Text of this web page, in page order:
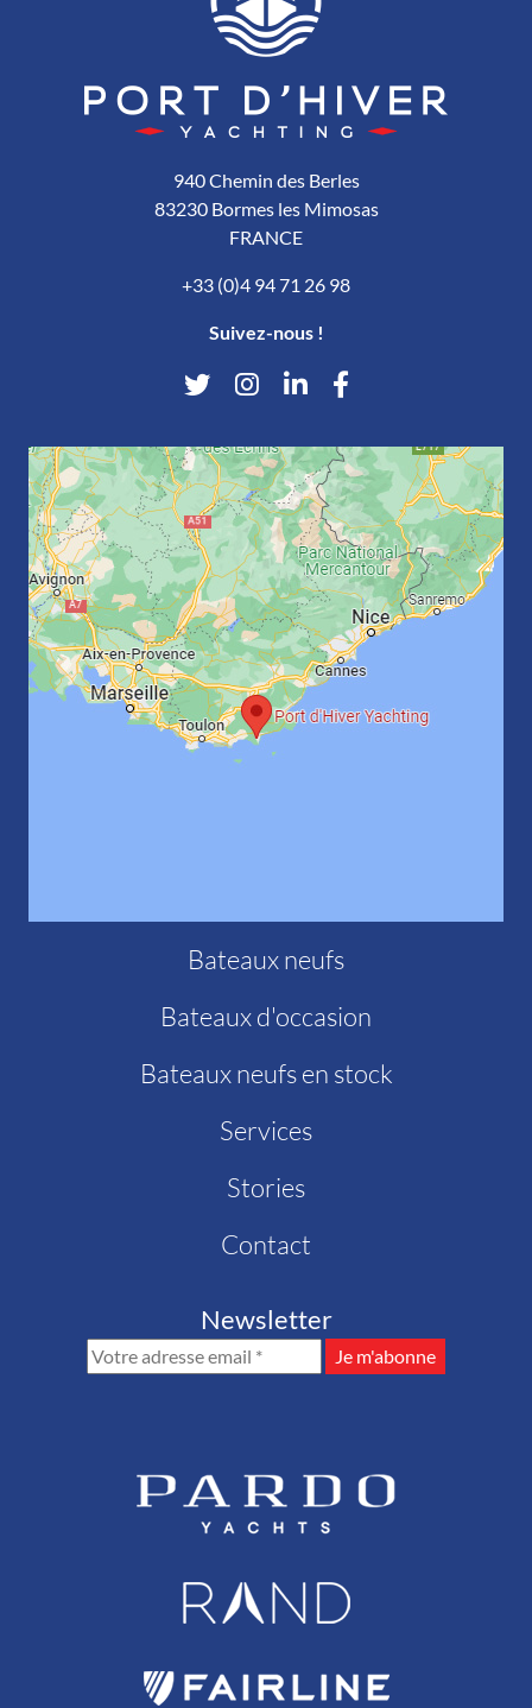
940 Chemin des Berles
83230 Bormes les Mimosas
FRANCE
+33 (0)4 94 71 26 98
Suivez-nous !
Bateaux neufs
Bateaux d'occasion
Bateaux neufs en stock
Services
Stories
Contact
Newsletter